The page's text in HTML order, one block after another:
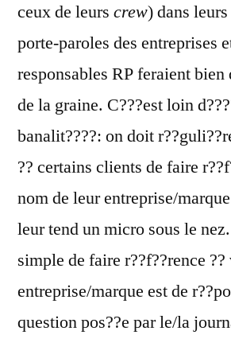
ceux de leurs crew) dans
porte-paroles des entreprises
responsables RP feraient bien
de la graine. C???est loin
banalit????: on doit
?? certains clients de faire
nom de leur entreprise/
leur tend un micro sous le
simple de faire r??f??rence ??
entreprise/marque est de
question pos??e par le/la